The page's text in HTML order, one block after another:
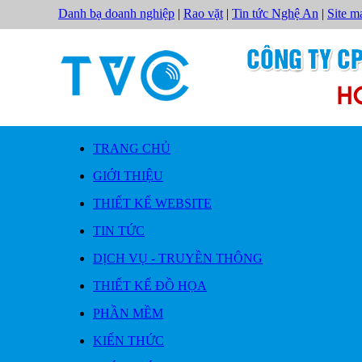
Danh bạ doanh nghiệp | Rao vặt | Tin tức Nghệ An | Site
TRANG CHỦ
GIỚI THIỆU
THIẾT KẾ WEBSITE
TIN TỨC
DỊCH VỤ - TRUYỀN THÔNG
THIẾT KẾ ĐỒ HỌA
PHẦN MỀM
KIẾN THỨC